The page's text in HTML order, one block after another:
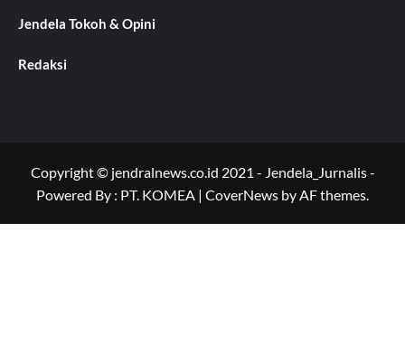
Jendela Tokoh & Opini
Redaksi
Copyright © jendralnews.co.id 2021 - Jendela_Jurnalis -
Powered By : PT. KOMEA | CoverNews by AF themes.